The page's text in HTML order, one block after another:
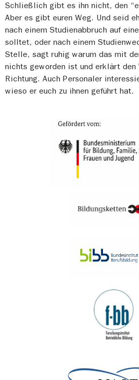
Schließlich gibt es ihn nicht, den
Aber es gibt euren Weg. Und seid
nach einem Studienabbruch auf
solltet, oder nach einem
Stelle, sagt ruhig warum das mit
nichts geworden ist und erklärt den
Richtung. Auch Personaler
wieso er euch zu ihnen geführt hat.